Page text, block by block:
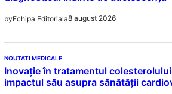
byEchipa Editoriala8 august 2026
NOUTATI MEDICALE
Inovație în tratamentul
impactul său asupra sănătății